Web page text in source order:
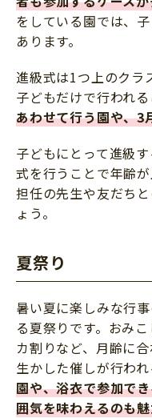
をしている園では、
あります。
進級式は1つ上のクラ
子どもだけで行われる
あわせて行う園や、3
子どもにとって進級
式を行うことで年齢
担任の先生や友だち
ょう。
夏祭り
暑い夏に楽しみな行
る夏祭りです。おみ
カ割りなど、月齢に
生かした催しが行われ
園や、浴衣で参加で
囲気を味わえるのも